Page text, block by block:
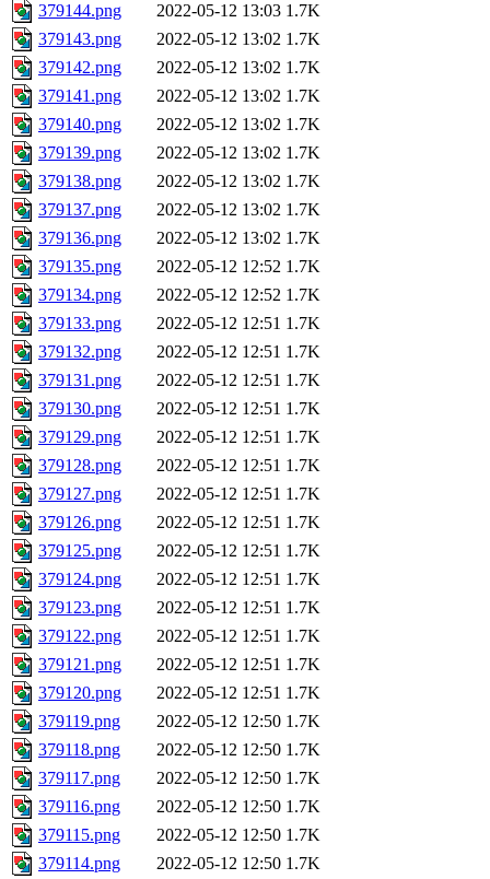
379144.png
2022-05-12 13:03 1.7K
379143.png
2022-05-12 13:02 1.7K
379142.png
2022-05-12 13:02 1.7K
379141.png
2022-05-12 13:02 1.7K
379140.png
2022-05-12 13:02 1.7K
379139.png
2022-05-12 13:02 1.7K
379138.png
2022-05-12 13:02 1.7K
379137.png
2022-05-12 13:02 1.7K
379136.png
2022-05-12 13:02 1.7K
379135.png
2022-05-12 12:52 1.7K
379134.png
2022-05-12 12:52 1.7K
379133.png
2022-05-12 12:51 1.7K
379132.png
2022-05-12 12:51 1.7K
379131.png
2022-05-12 12:51 1.7K
379130.png
2022-05-12 12:51 1.7K
379129.png
2022-05-12 12:51 1.7K
379128.png
2022-05-12 12:51 1.7K
379127.png
2022-05-12 12:51 1.7K
379126.png
2022-05-12 12:51 1.7K
379125.png
2022-05-12 12:51 1.7K
379124.png
2022-05-12 12:51 1.7K
379123.png
2022-05-12 12:51 1.7K
379122.png
2022-05-12 12:51 1.7K
379121.png
2022-05-12 12:51 1.7K
379120.png
2022-05-12 12:51 1.7K
379119.png
2022-05-12 12:50 1.7K
379118.png
2022-05-12 12:50 1.7K
379117.png
2022-05-12 12:50 1.7K
379116.png
2022-05-12 12:50 1.7K
379115.png
2022-05-12 12:50 1.7K
379114.png
2022-05-12 12:50 1.7K